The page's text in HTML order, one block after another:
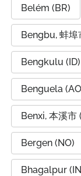
Belém (BR)
Bengbu, 蚌埠
Bengkulu (ID)
Benguela
Benxi, 本溪市
Bergen (NO)
Bhagalpur